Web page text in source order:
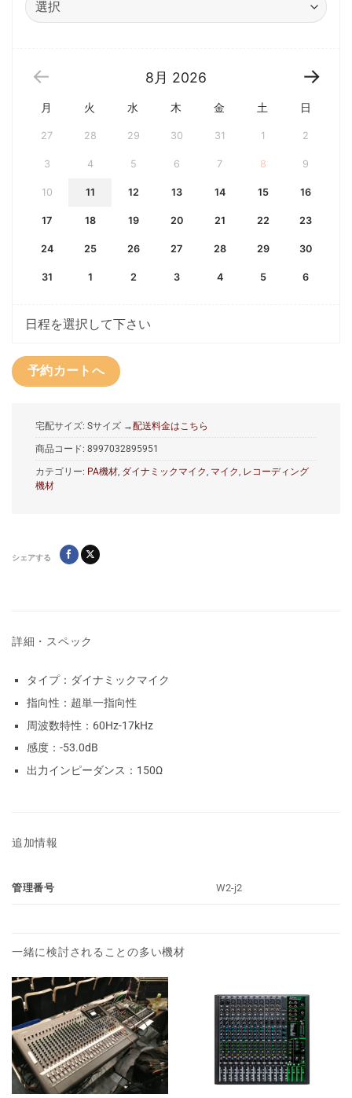
8月 2026
月 火 水 木 金 土 日
27 28 29 30 31 1 2
3 4 5 6 7 8 9
10 11 12 13 14 15 16
17 18 19 20 21 22 23
24 25 26 27 28 29 30
31 1 2 3 4 5 6
日程を選択して下さい
予約カートへ
宅配サイズ: Sサイズ→配送料金はこちら
商品コード: 8997032895951
カテゴリー: PA機材, ダイナミックマイク, マイク, レコーディング
機材
シェアする
詳細・スペック
タイプ：ダイナミックマイク
指向性：超単一指向性
周波数特性：60Hz-17kHz
感度：-53.0dB
出力インピーダンス： 150Ω
追加情報
管理番号 W2-j2
一緒に検討されることの多い機材